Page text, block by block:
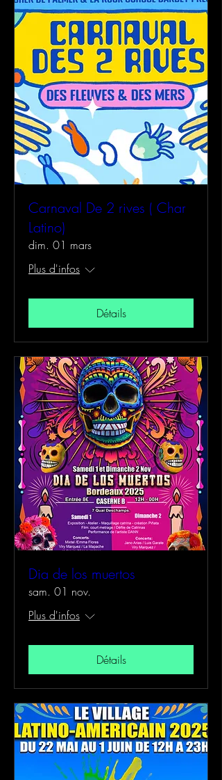
Carnaval De 2 rives ( Char
Latino)
dim. 01 mars
Plus d'infos
Détails
Dia de los muertos
sam. 01 nov.
Plus d'infos
Détails